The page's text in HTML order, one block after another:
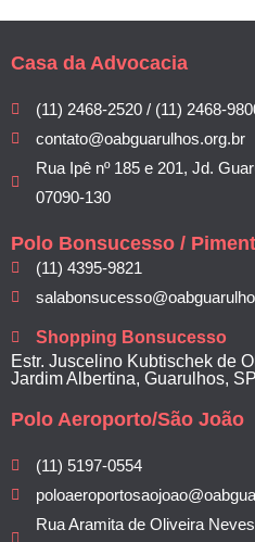
Casa da Advocacia
(11) 2468-2520 / (11) 2468-
contato@oabguarulhos.org.br
Rua Ipê nº 185 e 201, Jd.
07090-130
Polo Bonsucesso /
(11) 4395-9821
Shopping Bonsucesso
Estr. Juscelino Kubtischek de
Jardim Albertina, Guarulhos,
Polo Aeroporto/São João
(11) 5197-0554
Rua Aramita de Oliveira